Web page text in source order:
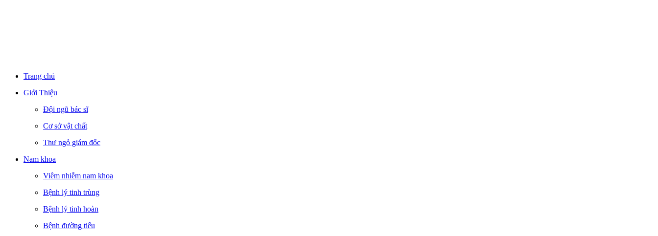
Trang chủ
Giới Thiệu
Đội ngũ bác sĩ
Cơ sở vật chất
Thư ngỏ giám đốc
Nam khoa
Viêm nhiễm nam khoa
Bệnh lý tinh trùng
Bệnh lý tinh hoàn
Bệnh đường tiểu